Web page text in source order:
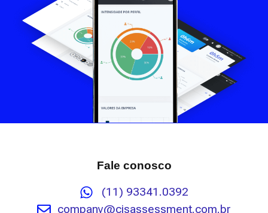
Fale conosco
(11) 93341.0392
company@cisassessment.com.br